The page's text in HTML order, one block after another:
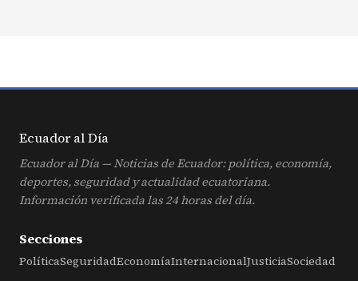
Ecuador alDía
Ecuador al Día — Noticias de Ecuador: política, economía,
deportes, seguridad y actualidad ecuatoriana.
Información verificada las 24 horas del día.
Secciones
PolíticaSeguridadEconomíaInternacionalJusticiaSociedad